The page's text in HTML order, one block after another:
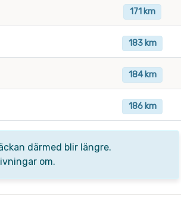
171 km
183 km
184 km
186 km
därmed blir längre.
om.